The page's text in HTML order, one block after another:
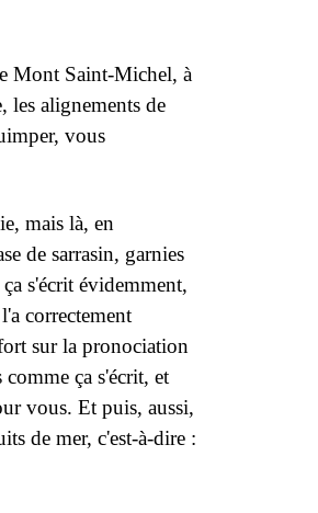
Mont Saint-Michel, à
les alignements de
vous
mais là, en
de sarrasin, garnies
s'écrit évidemment,
correctement
sur la pronociation
ça s'écrit, et
vous. Et puis, aussi,
de mer, c'est-à-dire :